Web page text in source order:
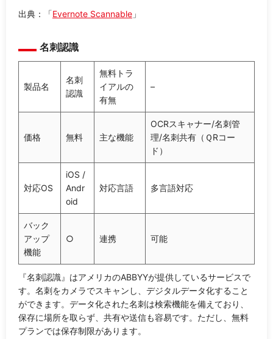
出典：「Evernote Scannable 」
名刺認識
製品名
名刺
認識
無料トラ
イアルの
有無
–
価格 無料 主な機能
OCRスキャナー/名刺管
理/名刺共有（ＱRコー
ド）
対応OS
iOS /
Andr
oid
対応言語 多言語対応
バック
アップ
機能
○ 連携 可能
『名刺認識』はアメリカのABBYYが提供しているサービスで
す。名刺をカメラでスキャンし、デジタルデータ化すること
ができます。データ化された名刺は検索機能を備えており、
保存に場所を取らず、共有や送信も容易です。ただし、無料
プランでは保存制限があります。